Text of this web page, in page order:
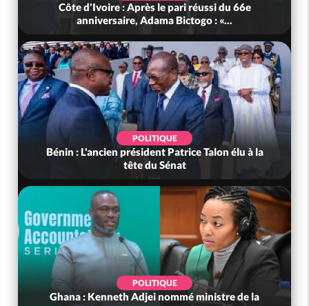
Côte d'Ivoire : Après le pari réussi du 66e
anniversaire, Adama Bictogo : «...
POLITIQUE
Bénin : L'ancien président Patrice Talon élu à la
tête du Sénat
POLITIQUE
Ghana : Kenneth Adjei nommé ministre de la